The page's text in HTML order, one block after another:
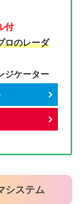
付
ロのレーダ
ジケーター
システム